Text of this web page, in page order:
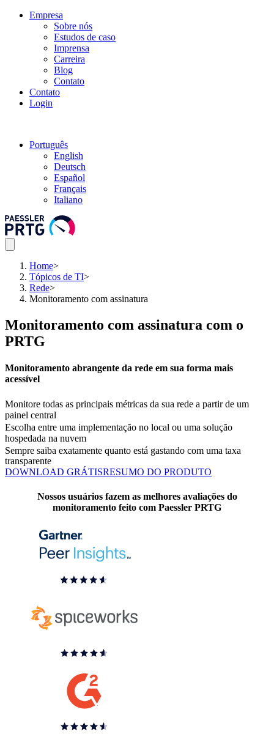
Empresa
Sobre nós
Estudos de caso
Imprensa
Carreira
Blog
Contato
Contato
Login
Português
English
Deutsch
Español
Français
Italiano
Home>
Tópicos de TI>
Rede>
Monitoramento com assinatura
Monitoramento com assinatura com o
PRTG
Monitoramento abrangente da rede em sua forma mais
acessível
Monitore todas as principais métricas da sua rede a partir de um
painel central
Escolha entre uma implementação no local ou uma solução
hospedada na nuvem
Sempre saiba exatamente quanto está gastando com uma taxa
transparente
DOWNLOAD GRÁTISRESUMO DO PRODUTO
Nossos usuários fazem as melhores avaliações do
monitoramento feito com Paessler PRTG